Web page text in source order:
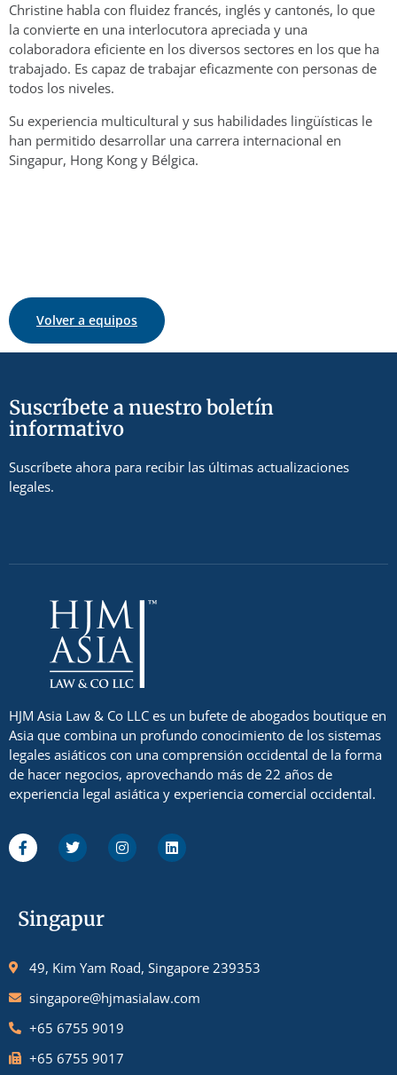
Christine habla con fluidez francés, inglés y cantonés, lo que
la convierte en una interlocutora apreciada y una
colaboradora eficiente en los diversos sectores en los que ha
trabajado. Es capaz de trabajar eficazmente con personas de
todos los niveles.
Su experiencia multicultural y sus habilidades lingüísticas le
han permitido desarrollar una carrera internacional en
Singapur, Hong Kong y Bélgica.
Volver a equipos
Suscríbete a nuestro boletín
informativo
Suscríbete ahora para recibir las últimas actualizaciones
legales.
HJM Asia Law & Co LLC es un bufete de abogados boutique en
Asia que combina un profundo conocimiento de los sistemas
legales asiáticos con una comprensión occidental de la forma
de hacer negocios, aprovechando más de 22 años de
experiencia legal asiática y experiencia comercial occidental.
Singapur
49, Kim Yam Road, Singapore 239353
singapore@hjmasialaw.com
+65 6755 9019
+65 6755 9017